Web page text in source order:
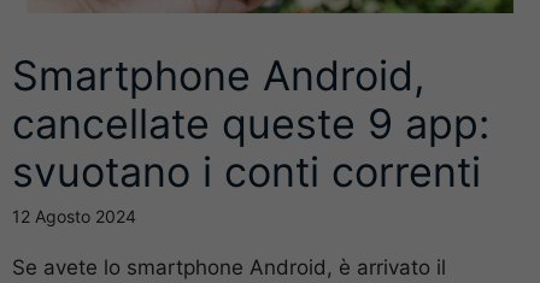
Smartphone Android,
cancellate queste 9 app:
svuotano i conti correnti
12 Agosto 2024
Se avete lo smartphone Android, è arrivato il